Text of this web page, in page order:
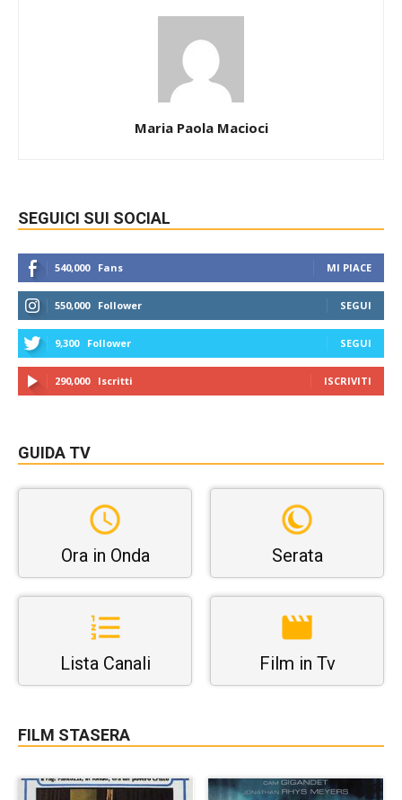
Maria Paola Macioci
SEGUICI SUI SOCIAL
540,000 Fans MI PIACE
550,000 Follower SEGUI
9,300 Follower SEGUI
290,000 Iscritti ISCRIVITI
GUIDA TV
Ora in Onda Serata
Lista Canali Film in Tv
FILM STASERA